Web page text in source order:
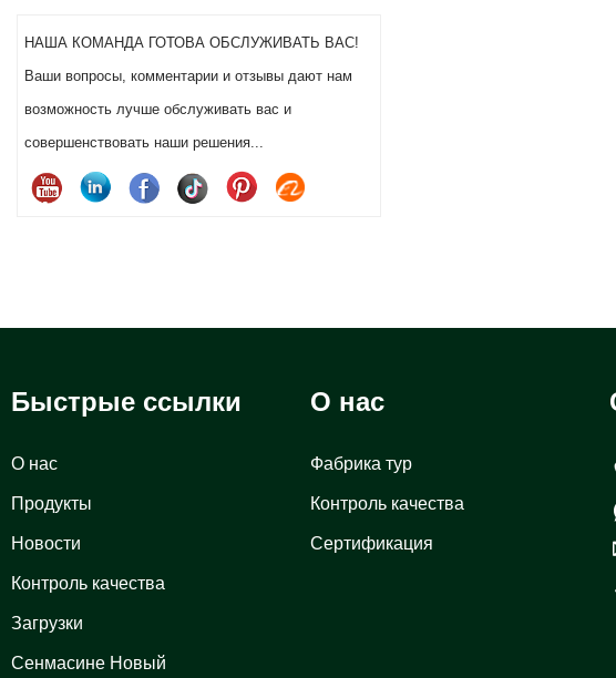
НАША КОМАНДА ГОТОВА ОБСЛУЖИВАТЬ ВАС!
Ваши вопросы, комментарии и отзывы дают нам
возможность лучше обслуживать вас и
совершенствовать наши решения...
Быстрые ссылки
О нас
Продукты
Новости
Контроль качества
Загрузки
Сенмасине Новый
О нас
Фабрика тур
Контроль качества
Сертификация